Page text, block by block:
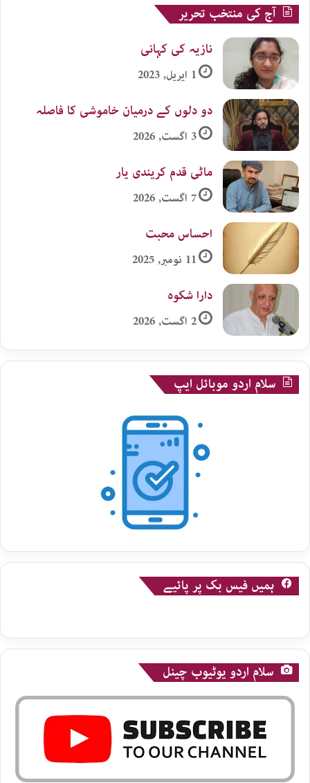
آج کی منتخب تحریر
نازیہ کی کہانی
1 اپریل, 2023
دو دلوں کے درمیان خاموشی کا فاصلہ
3 اگست, 2026
ماٹی قدم کریندی یار
7 اگست, 2026
احساس محبت
11 نومبر, 2025
دارا شکوہ
2 اگست, 2026
سلام اردو موبائل ایپ
ہمیں فیس بک پر پائیے
سلام اردو یوٹیوب چینل